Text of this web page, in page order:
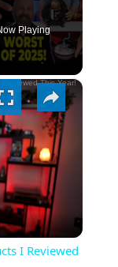
Playing
×
I Reviewed